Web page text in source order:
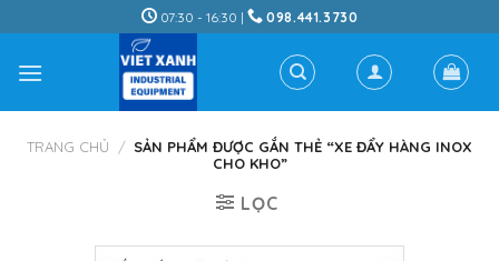
to
content
07:30 - 16:30 | 098.441.3730
TRANG CHỦ / SẢN PHẨM ĐƯỢC GẮN THẺ “XE ĐẨY HÀNG INOX
CHO KHO”
LỌC